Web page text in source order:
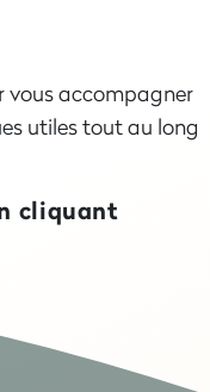
vous accompagner
utiles tout au long
cliquant